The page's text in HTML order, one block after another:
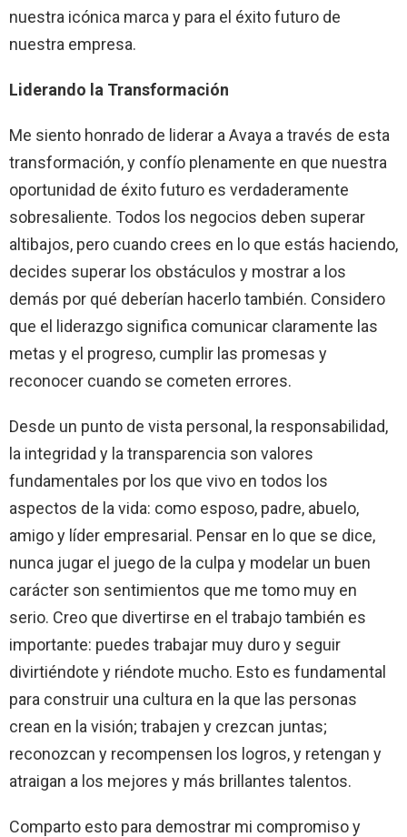
nuestra icónica marca y para el éxito futuro de
nuestra empresa.
Liderando la Transformación
Me siento honrado de liderar a Avaya a través de esta
transformación, y confío plenamente en que nuestra
oportunidad de éxito futuro es verdaderamente
sobresaliente. Todos los negocios deben superar
altibajos, pero cuando crees en lo que estás haciendo,
decides superar los obstáculos y mostrar a los
demás por qué deberían hacerlo también. Considero
que el liderazgo significa comunicar claramente las
metas y el progreso, cumplir las promesas y
reconocer cuando se cometen errores.
Desde un punto de vista personal, la responsabilidad,
la integridad y la transparencia son valores
fundamentales por los que vivo en todos los
aspectos de la vida: como esposo, padre, abuelo,
amigo y líder empresarial. Pensar en lo que se dice,
nunca jugar el juego de la culpa y modelar un buen
carácter son sentimientos que me tomo muy en
serio. Creo que divertirse en el trabajo también es
importante: puedes trabajar muy duro y seguir
divirtiéndote y riéndote mucho. Esto es fundamental
para construir una cultura en la que las personas
crean en la visión; trabajen y crezcan juntas;
reconozcan y recompensen los logros, y retengan y
atraigan a los mejores y más brillantes talentos.
Comparto esto para demostrar mi compromiso y